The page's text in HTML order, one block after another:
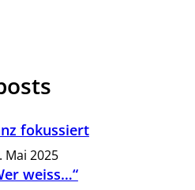
fokussiert
Mai 2025
weiss…“